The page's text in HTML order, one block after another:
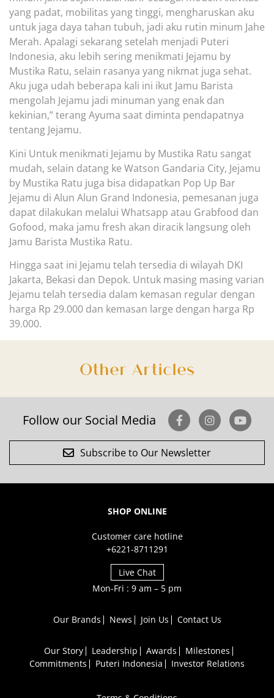
yang padat, mobilitas yang tinggi, mengharuskan aku
untuk jaga daya tahan tubuh, jadi aku rutin minum Jahe
Merah. Apalagi sekarang setelah menjadi Puteri
Indonesia, aku lebih sering menikmati Jejamu by
Mustika Ratu, selain rasanya yang nikmat juga sehat.
Aku juga udah beberapa kali ini ikut Jamu Barista
mengolah Jejamu jadi minuman yang enak dan
kekinian,” terang Ayuma saat diminta pendapatnya
tentang Jejamu.
Kini Untuk menikmati Jejamu by Mustika Ratu sangat
mudah, selain datang ke Watson Gandaria City, Jejamu
by Mustika Ratu juga bisa didapatkan Pop Up Bar
Jejamu di Alun Alun Grand Indonesia, pemesanan juga
dapat dilakukan melalui Whatsapp atau Grabfood dan
Gofood, maka jamu fresh akan diracik langsung oleh
Jamu Barista Mustika Ratu.
Hingga saat ini Jejamu telah tersedia di wilayah DKI
Jakarta, Bekasi dan Depok. Untuk masing masing varian
Jejamu telah tersedia dalam kemasan regular dengan
harga Rp 29.000 dan kemasan large dengan harga Rp
39.000.
Other Articles
Follow our Social Media
Subscribe to Our Newsletter
SHOP ONLINE
Customer care hotline
+6221-8711291
Live Chat
Mon-Fri : 9 am – 5 pm
Our Brands News Join Us Contact Us
Our Story Leadership Awards
Milestones
Commitments
Puteri Indonesia Investor Relations